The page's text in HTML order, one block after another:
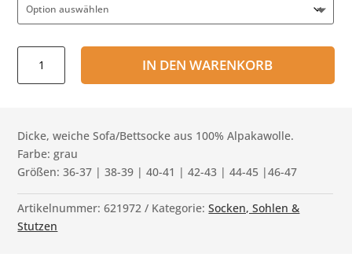
Dicke, weiche Sofa/Bettsocke aus 100% Alpakawolle.
Farbe: grau
Größen: 36-37 | 38-39 | 40-41 | 42-43 | 44-45 |46-47
Alpaka
Menge
IN DEN WARENKORB
Artikelnummer:621972 Kategorie:Socken, Sohlen &
Stutzen